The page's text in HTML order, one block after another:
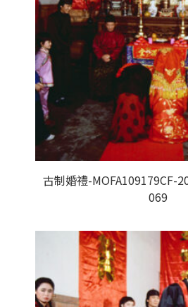
古制婚禮-MOFA109179CF-
069